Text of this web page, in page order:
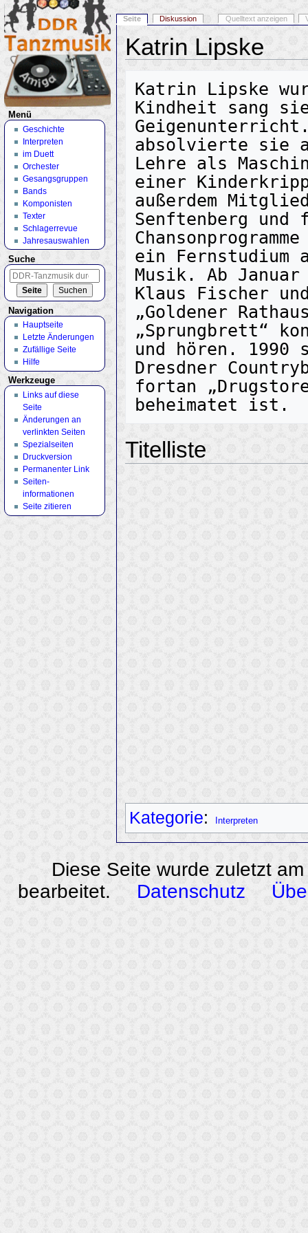
Katrin Lipske
Katrin Lipske
Kindheit sang
absolvierte sie
Lehre als
einer
außerdem
Senftenberg
ein Fernstudium
Musik. Ab
Klaus Fischer
„Goldener
„Sprungbrett“
und hören.
Dresdner
fortan
Titelliste
Kategorie: Interpreten
Seite Diskussion Quelltext anzeigen
Menü
Geschichte
Interpreten
im Duett
Orchester
Gesangsgruppen
Bands
Komponisten
Texter
Schlagerrevue
Jahresauswahlen
Suche
Navigation
Hauptseite
Letzte Änderungen
Zufällige Seite
Hilfe
Werkzeuge
Links auf diese
Seite
Änderungen an
verlinkten Seiten
Spezialseiten
Druckversion
Permanenter Link
Seiten­
informationen
Seite zitieren
Diese Seite wurde zuletzt
bearbeitet.
Datenschutz